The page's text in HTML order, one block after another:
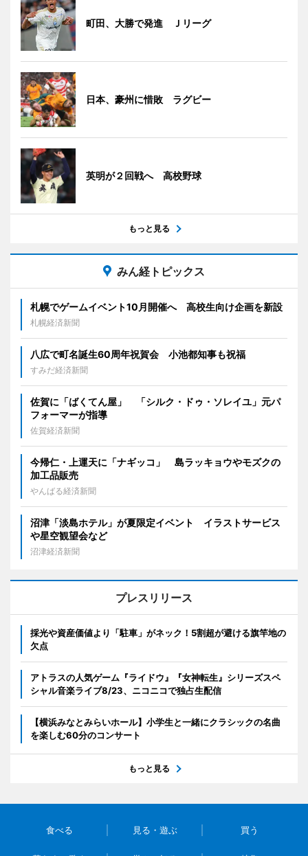
町田、大勝で発進 Ｊリーグ
日本、豪州に惜敗 ラグビー
英明が２回戦へ 高校野球
もっと見る
みん経トピックス
札幌でゲームイベント10月開催へ 高校生向け企画を新設
札幌経済新聞
八広で町名誕生60周年祝賀会 小池都知事も祝福
すみだ経済新聞
佐賀に「ばくてん屋」 「シルク・ドゥ・ソレイユ」元パ
フォーマーが指導
佐賀経済新聞
今帰仁・上運天に「ナギッコ」 島ラッキョウやモズクの
加工品販売
やんばる経済新聞
沼津「淡島ホテル」が夏限定イベント イラストサービス
や星空観望会など
沼津経済新聞
プレスリリース
採光や資産価値より「駐車」がネック！5割超が避ける旗竿地の
欠点
アトラスの人気ゲーム『ライドウ』『女神転生』シリーズスペ
シャル音楽ライブ8/23、ニコニコで独占生配信
【横浜みなとみらいホール】小学生と一緒にクラシックの名曲
を楽しむ60分のコンサート
もっと見る
食べる 見る・遊ぶ 買う